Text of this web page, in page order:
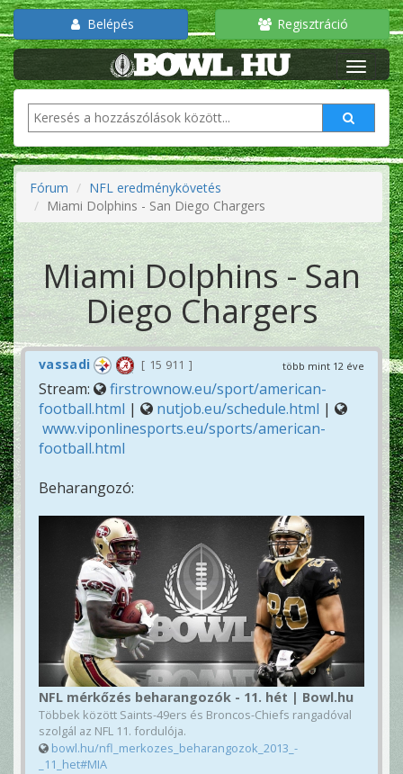
Belépés Regisztráció
Fórum
NFL eredménykövetés
Miami Dolphins - San Diego Chargers
Miami Dolphins - San
Diego Chargers
több mint 12 éve
vassadi 15 911
Stream:
firstrownow.eu/sport/american-
football.html | nutjob.eu/schedule.html |
www.viponlinesports.eu/sports/american-
football.html
Beharangozó:
NFL mérkőzés beharangozók - 11. hét | Bowl.hu
Többek között Saints-49ers és Broncos-Chiefs rangadóval
szolgál az NFL 11. fordulója.
bowl.hu/nfl_merkozes_beharangozok_2013_-
_11_het#MIA